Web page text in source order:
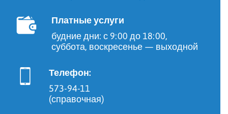
Платные услуги
будние дни: с 9:00 до 18:00,
суббота, воскресенье — выходной
Телефон:
573-94-11
(справочная)